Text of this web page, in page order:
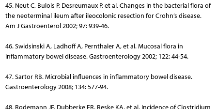
45. Neut C, Bulois P, Desreumaux P, et al. Changes in the bacterial flora of
the neoterminal ileum after ileocolonic resection for Crohn’s disease.
Am J Gastroenterol 2002; 97: 939-46.
46. Swidsinski A, Ladhoff A, Pernthaler A, et al. Mucosal flora in
inflammatory bowel disease. Gastroenterology 2002; 122: 44-54.
47. Sartor RB. Microbial influences in inflammatory bowel disease.
Gastroenterology 2008; 134: 577-94.
48. Rodemann JF, Dubberke ER, Reske KA, et al. Incidence of Clostridium